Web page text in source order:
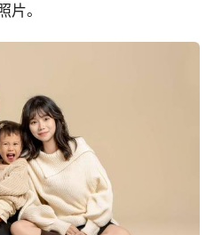
片。